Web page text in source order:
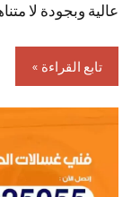
عالية وبجودة لا
تابع القراءة